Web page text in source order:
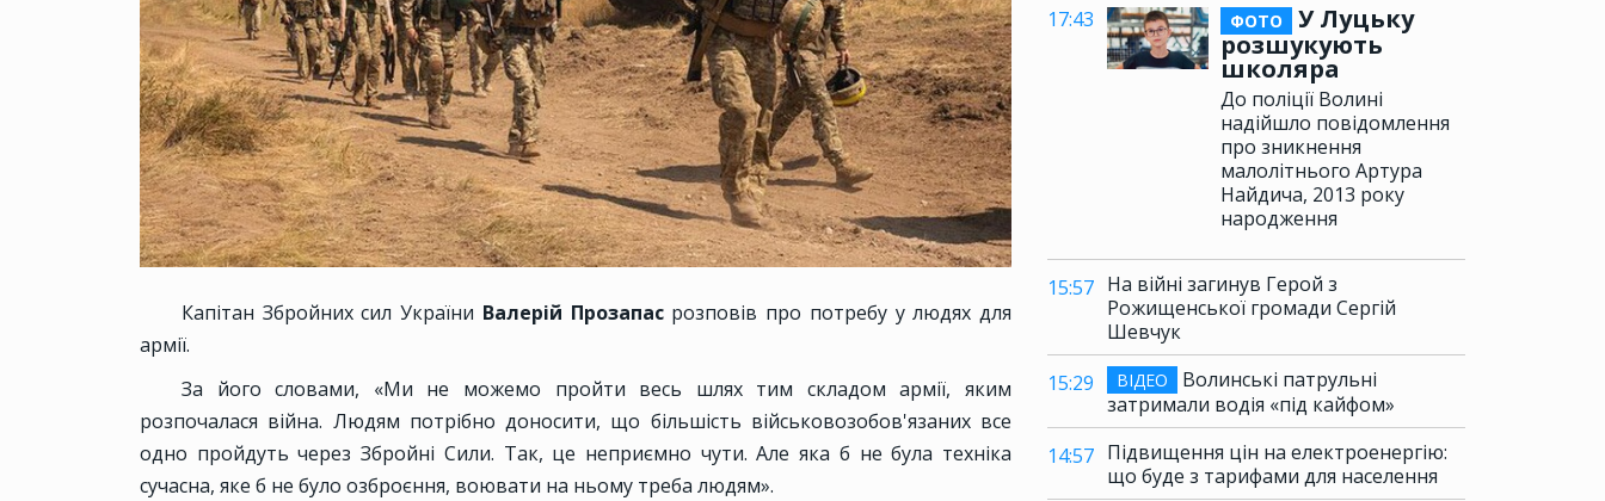
17:43 ФОТО
У Луцьку
розшукують
школяра
До поліції Волині
надійшло повідомлення
про зникнення
малолітнього Артура
Найдича, 2013 року
народження
15:57 На війні загинув Герой з
Рожищенської громади Сергій
Шевчук
15:29
ВІДЕО
Волинські патрульні
затримали водія «під кайфом»
14:57 Підвищення цін на електроенергію:
що буде з тарифами для населення
Капітан Збройних сил України Валерій Прозапасрозповів про потребу у людях для
армії.
За його словами, «Ми не можемо пройти весь шлях тим складом армії, яким
розпочалася війна. Людям потрібно доносити, що більшість військовозобов'язаних все
одно пройдуть через Збройні Сили. Так, це неприємно чути. Але яка б не була техніка
сучасна, яке б не було озброєння, воювати на ньому треба людям».